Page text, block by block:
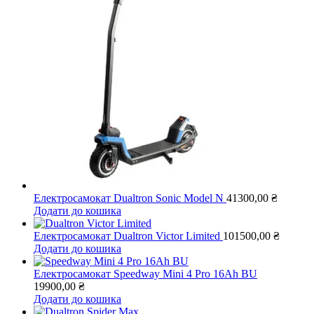
Електросамокат Dualtron Sonic Model N 41300,00 ₴
Додати до кошика
Електросамокат Dualtron Victor Limited 101500,00 ₴
Додати до кошика
Електросамокат Speedway Mini 4 Pro 16Ah BU
19900,00 ₴
Додати до кошика